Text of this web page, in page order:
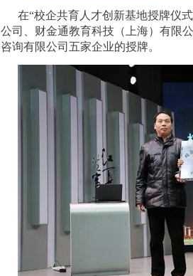
在“校企共育人才创新基地授牌仪
公司、财金通教育科技（上海）有限
咨询有限公司五家企业的授牌。